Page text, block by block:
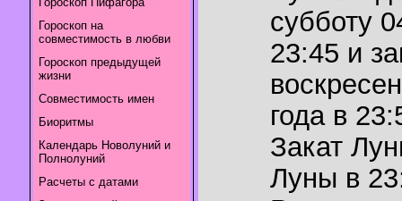
Гороскоп на
совместимость в любви
Гороскоп предыдущей
жизни
Совместимость имен
Биоритмы
Календарь Новолуний и
Полнолуний
Расчеты с датами
субботу
23:45 и
года в
Закат
Луны в